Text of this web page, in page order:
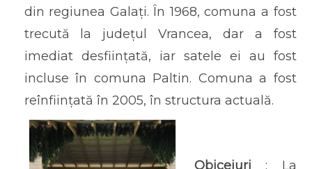
din regiunea Galați. În 1968, comuna a fost
trecută la județul Vrancea, dar a fost
imediat desființată, iar satele ei au fost
incluse în comuna Paltin. Comuna a fost
reînființată în 2005, în structura actuală.
Obiceiuri : La